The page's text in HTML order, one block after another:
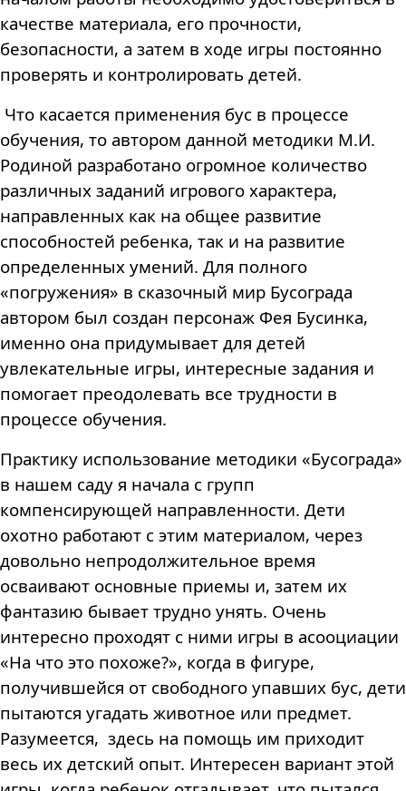
качестве материала, его прочности,
безопасности, а затем в ходе игры постоянно
проверять и контролировать детей.
Что касается применения бус в процессе
обучения, то автором данной методики М.И.
Родиной разработано огромное количество
различных заданий игрового характера,
направленных как на общее развитие
способностей ребенка, так и на развитие
определенных умений. Для полного
«погружения» в сказочный мир Бусограда
автором был создан персонаж Фея Бусинка,
именно она придумывает для детей
увлекательные игры, интересные задания и
помогает преодолевать все трудности в
процессе обучения.
Практику использование методики «Бусограда»
в нашем саду я начала с групп
компенсирующей направленности. Дети
охотно работают с этим материалом, через
довольно непродолжительное время
осваивают основные приемы и, затем их
фантазию бывает трудно унять. Очень
интересно проходят с ними игры в асооциации
«На что это похоже?», когда в фигуре,
получившейся от свободного упавших бус, дети
пытаются угадать животное или предмет.
Разумеется, здесь на помощь им приходит
весь их детский опыт. Интересен вариант этой